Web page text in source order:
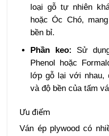
loại gỗ tự nhiên
hoặc Óc Chó,
bền bỉ.
Phần keo: Sử
Phenol hoặc
lớp gỗ lại với nhau,
và độ bền của tấm
Ưu điểm
Ván ép plywood có